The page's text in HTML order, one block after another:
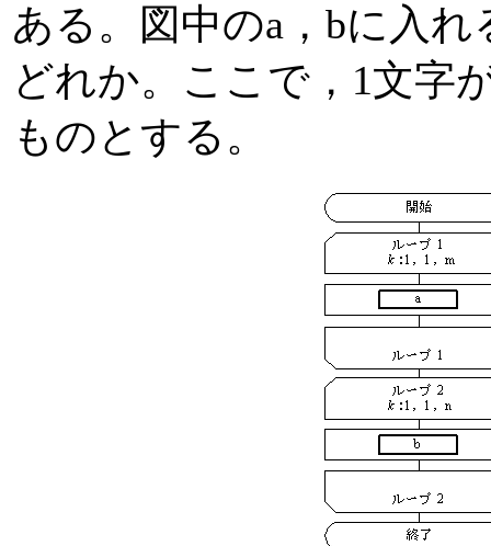
ある。図中のa，bに入
どれか。ここで，1文字
ものとする。